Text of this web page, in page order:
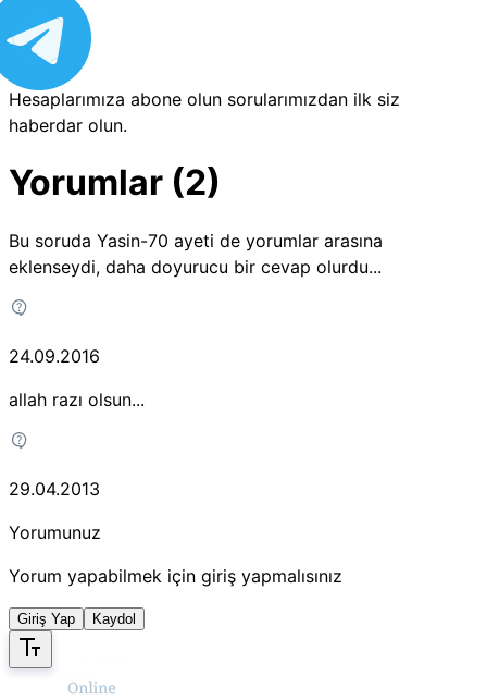
Hesaplarımıza abone olun sorularımızdan ilk siz
haberdar olun.
Yorumlar (2)
Bu soruda Yasin-70 ayeti de yorumlar arasına
eklenseydi, daha doyurucu bir cevap olurdu...
24.09.2016
allah razı olsun...
29.04.2013
Yorumunuz
Yorum yapabilmek için giriş yapmalısınız
Giriş Yap Kaydol